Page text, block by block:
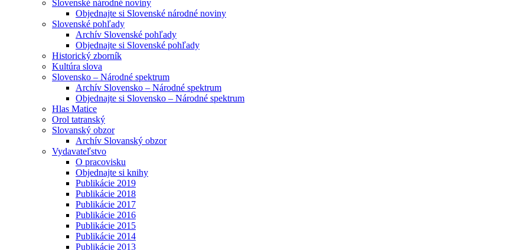
Slovenské národné noviny
Objednajte si Slovenské národné noviny
Slovenské pohľady
Archív Slovenské pohľady
Objednajte si Slovenské pohľady
Historický zborník
Kultúra slova
Slovensko – Národné spektrum
Archív Slovensko – Národné spektrum
Objednajte si Slovensko – Národné spektrum
Hlas Matice
Orol tatranský
Slovanský obzor
Archív Slovanský obzor
Vydavateľstvo
O pracovisku
Objednajte si knihy
Publikácie 2019
Publikácie 2018
Publikácie 2017
Publikácie 2016
Publikácie 2015
Publikácie 2014
Publikácie 2013